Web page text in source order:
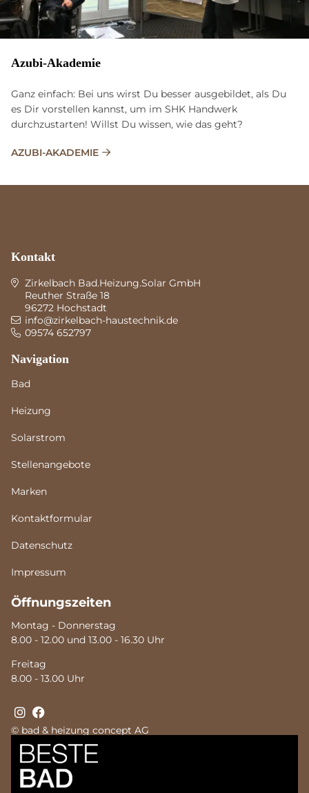
Azubi-Akademie
Ganz einfach: Bei uns wirst Du besser ausgebildet, als Du
es Dir vorstellen kannst, um im SHK Handwerk
durchzustarten! Willst Du wissen, wie das geht?
AZUBI-AKADEMIE
© bad & heizung concept AG
Kontakt
Zirkelbach Bad.Heizung.Solar GmbH
Reuther Straße 18
96272 Hochstadt
info@zirkelbach-haustechnik.de
09574 652797
Navigation
Bad
Heizung
Solarstrom
Stellenangebote
Marken
Kontaktformular
Datenschutz
Impressum
Öffnungszeiten
Montag - Donnerstag
8.00 - 12.00 und 13.00 - 16.30 Uhr
Freitag
8.00 - 13.00 Uhr